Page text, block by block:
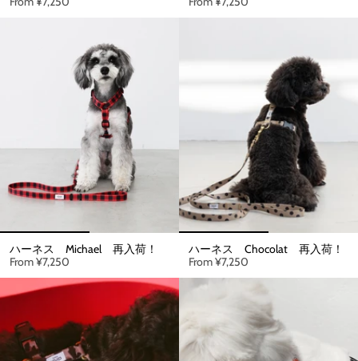
ハーネス Michael 再入荷！
From¥7,250
ハーネス Chocolat 再入荷！
From¥7,250